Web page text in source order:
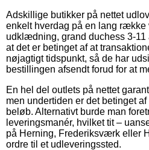
Adskillige butikker på nettet
enkelt hverdag på en lang række
udklædning, grand duchess 3-11
at det er betinget af at
nøjagtigt tidspunkt, så de har
bestillingen afsendt forud for at
En hel del outlets på nettet
men undertiden er det betinget
beløb. Alternativt burde man
leveringsmanér, hvilket tit –
på Herning, Frederiksværk eller
ordre til et udleveringssted.